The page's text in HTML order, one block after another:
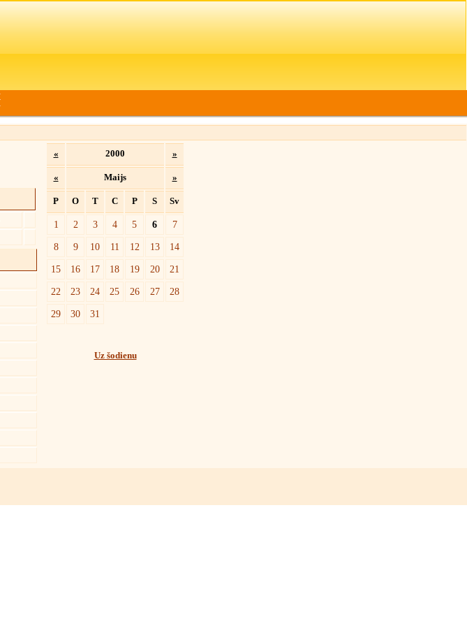
« 2000 »
« Maijs »
P O T C P S Sv
1 2 3 4 5 6
7
8
9 10 11 12 13
14
15
16 17 18 19 20
21
22
23 24 25 26 27
28
29
30 31
Uz šodienu